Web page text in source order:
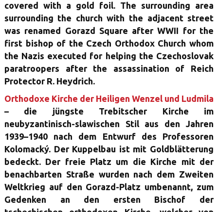
covered with a gold foil. The surrounding area
surrounding the church with the adjacent street
was renamed Gorazd Square after WWII for the
first bishop of the Czech Orthodox Church whom
the Nazis executed for helping the Czechoslovak
paratroopers after the assassination of Reich
Protector R. Heydrich.
Orthodoxe Kirche der Heiligen Wenzel und Ludmila
– die jüngste Trebitscher Kirche im
neubyzantinisch-slawischen Stil aus den Jahren
1939–1940 nach dem Entwurf des Professoren
Kolomacký. Der Kuppelbau ist mit Goldblätterung
bedeckt. Der freie Platz um die Kirche mit der
benachbarten Straße wurden nach dem Zweiten
Weltkrieg auf den Gorazd-Platz umbenannt, zum
Gedenken an den ersten Bischof der